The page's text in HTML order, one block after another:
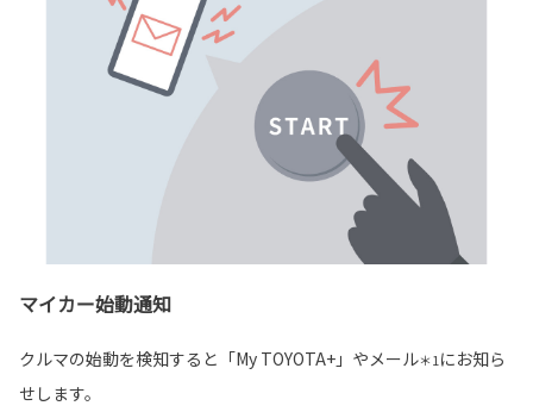
マイカー始動通知
クルマの始動を検知すると「My TOYOTA+」やメール＊1 にお知ら
せします。